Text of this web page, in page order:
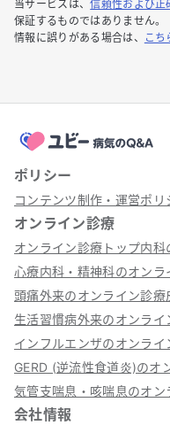
当サービスは、信頼性および正
保証するものではありません。
情報に誤りがある場合は、
こち
ポリシー
コンテンツ制作・運営ポリ
オンライン診療
オンライン診療トップ内科
心療内科・精神科のオンラ
頭痛外来のオンライン診療
生活習慣病外来のオンライ
インフルエンザのオンライ
GERD (逆流性食道炎)のオ
気管支喘息・咳喘息のオン
会社情報